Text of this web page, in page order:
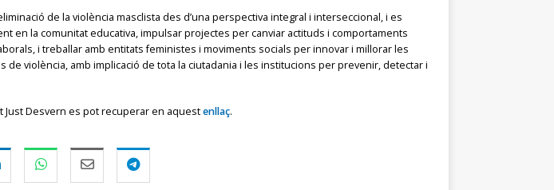
de la violència masclista des d’una perspectiva integral i interseccional​, i es
en la comunitat educativa, impulsar projectes per canviar actituds i comportaments
i treballar amb entitats feministes i moviments socials per innovar i millorar les
violència, amb implicació de tota la ciutadania i les institucions per prevenir, detectar i
Just Desvern es pot recuperar en aquestenllaç.